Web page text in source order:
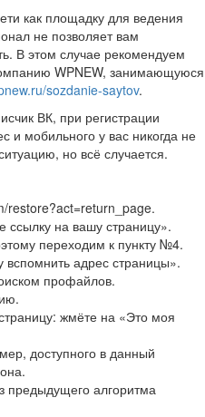
как площадку для ведения
не позволяет вам
В этом случае рекомендуем
WPNEW, занимающуюся
sozdanie-saytov.
ВК, при регистрации
и мобильного у вас никогда не
но всё случается.
restore?act=return_page.
ссылку на вашу страницу».
переходим к пункту №4.
адрес страницы».
профайлов.
жмёте на «Это моя
доступного в данный
предыдущего алгоритма